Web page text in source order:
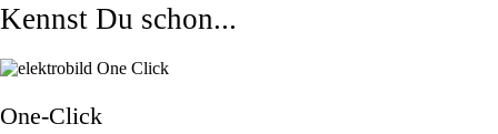
Kennst Du schon...
One-Click